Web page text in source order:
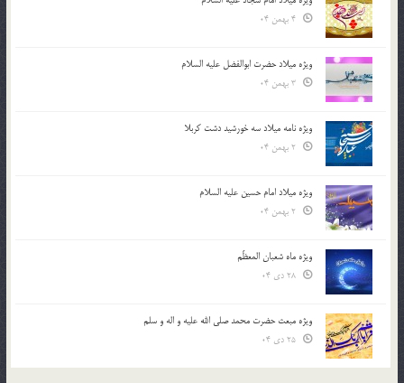
ویژه میلاد حضرت ابوالفضل علیه السلام
ویژه نامه میلاد سه خورشید دشت کربلا
ویژه میلاد امام حسین علیه السلام
ویژه ماه شعبان المعظّم
ویژه مبعث حضرت محمد صلی الله علیه و اله و سلم